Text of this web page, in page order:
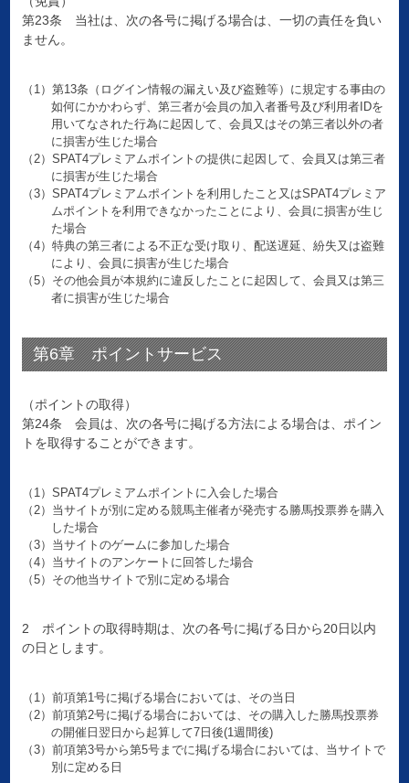
第23条 当社は、次の各号に掲げる場合は、一切の責任を負い
ません。
（1）第13条（ログイン情報の漏えい及び盗難等）に規定する事由の
如何にかかわらず、第三者が会員の加入者番号及び利用者IDを
用いてなされた行為に起因して、会員又はその第三者以外の者
に損害が生じた場合
（2）SPAT4プレミアムポイントの提供に起因して、会員又は第三者
に損害が生じた場合
（3）SPAT4プレミアムポイントを利用したこと又はSPAT4プレミア
ムポイントを利用できなかったことにより、会員に損害が生じ
た場合
（4）特典の第三者による不正な受け取り、配送遅延、紛失又は盗難
により、会員に損害が生じた場合
（5）その他会員が本規約に違反したことに起因して、会員又は第三
者に損害が生じた場合
第6章 ポイントサービス
（ポイントの取得）
第24条 会員は、次の各号に掲げる方法による場合は、ポイン
トを取得することができます。
（1）SPAT4プレミアムポイントに入会した場合
（2）当サイトが別に定める競馬主催者が発売する勝馬投票券を購入
した場合
（3）当サイトのゲームに参加した場合
（4）当サイトのアンケートに回答した場合
（5）その他当サイトで別に定める場合
2 ポイントの取得時期は、次の各号に掲げる日から20日以内
の日とします。
（1）前項第1号に掲げる場合においては、その当日
（2）前項第2号に掲げる場合においては、その購入した勝馬投票券
の開催日翌日から起算して7日後(1週間後)
（3）前項第3号から第5号までに掲げる場合においては、当サイトで
別に定める日